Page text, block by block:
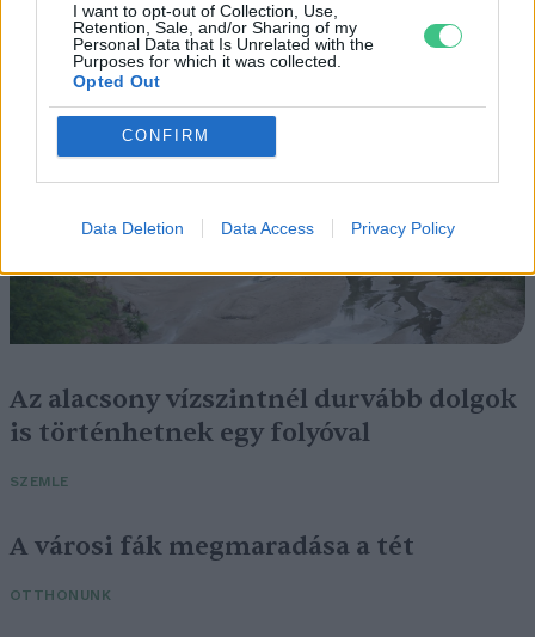
I want to opt-out of Collection, Use,
Retention, Sale, and/or Sharing of my
Personal Data that Is Unrelated with the
Purposes for which it was collected.
Opted Out
CONFIRM
Data Deletion Data Access Privacy Policy
ÉLŐ BOLYGÓNK
Az alacsony vízszintnél durvább dolgok
is történhetnek egy folyóval
SZEMLE
A városi fák megmaradása a tét
OTTHONUNK